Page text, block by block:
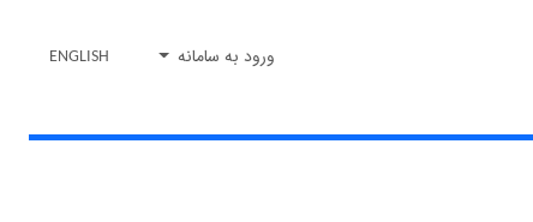
ورود به سامانه ENGLISH